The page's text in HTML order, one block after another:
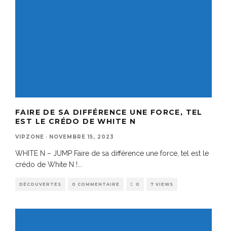
FAIRE DE SA DIFFÉRENCE UNE FORCE, TEL
EST LE CRÉDO DE WHITE N
VIPZONE · NOVEMBRE 15, 2023
WHITE N – JUMP Faire de sa différence une force, tel est le
crédo de White N !
DÉCOUVERTES 0 COMMENTAIRE 0 7 VIEWS